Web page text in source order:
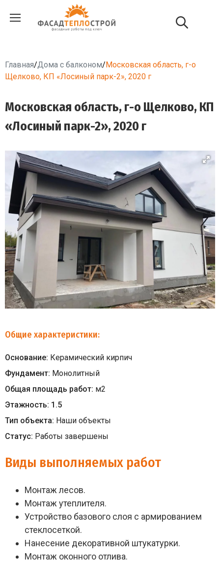
Главная/Дома с балконом/Московская область, г-о
Щелково, КП «Лосиный парк-2», 2020 г
Московская область, г-о Щелково, КП
«Лосиный парк-2», 2020 г
Общие характеристики:
Основание: Керамический кирпич
Фундамент: Монолитный
Общая площадь работ: м2
Этажность: 1.5
Тип объекта: Наши объекты
Статус: Работы завершены
Виды выполняемых работ
Монтаж лесов.
Монтаж утеплителя.
Устройство базового слоя с армированием
стеклосеткой.
Нанесение декоративной штукатурки.
Монтаж оконного отлива.